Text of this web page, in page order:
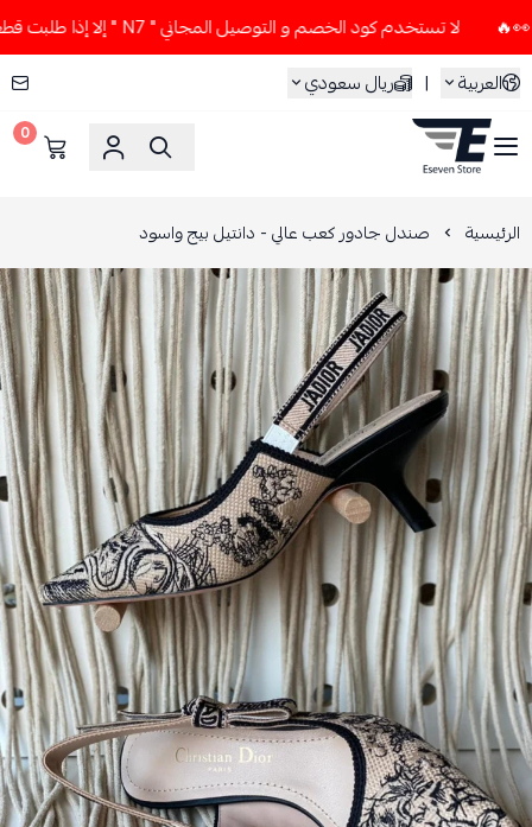
لا تستخدم كود الخصم و التوصيل المجاني " N7 " إلا إذا طلبت قطعتين أو أكثر 👀🔥
العربية
| ريال سعودي
ESEVEN STORE
0
الرئيسية صندل جادور كعب عالي - دانتيل بيج واسود